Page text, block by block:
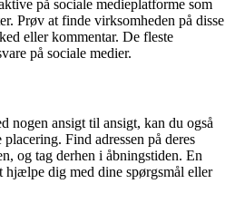
på sociale medieplatforme som
Prøv at finde virksomheden på disse
eller kommentar. De fleste
på sociale medier.
nogen ansigt til ansigt, kan du også
Find adressen på deres
og tag derhen i åbningstiden. En
dig med dine spørgsmål eller